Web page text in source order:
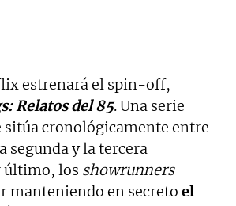
estrenará el spin-off,
Relatos del 85. Una serie
sitúa cronológicamente entre
segunda y la tercera
último, los showrunners
manteniendo en secreto el